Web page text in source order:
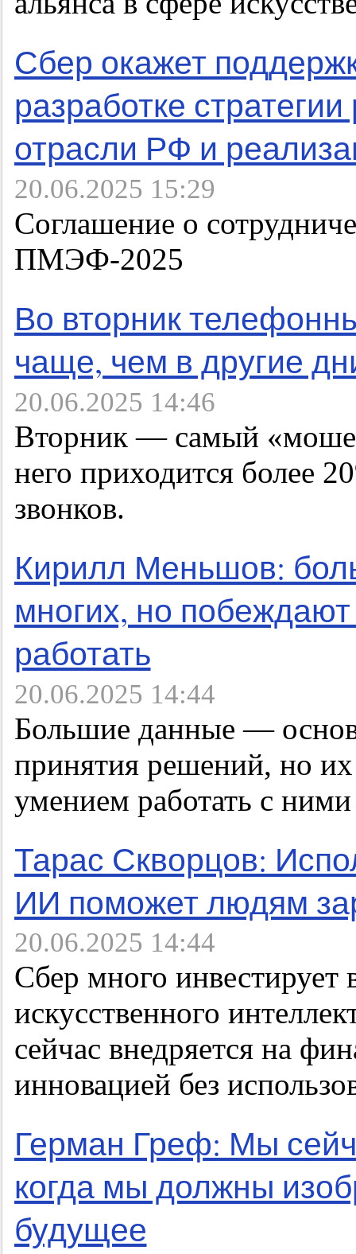
Сбер окажет
разработке
отрасли РФ и
20.06.2025 15:29
Соглашение о
ПМЭФ-2025
Во вторник
чаще, чем в другие
20.06.2025 14:46
Вторник — самый
него приходится более
звонков.
Кирилл Меньшов:
многих, но
работать
20.06.2025 14:44
Большие данные —
принятия решений, но их
умением работать с ними
Тарас Скворцов:
ИИ поможет людям
20.06.2025 14:44
Сбер много инвестирует
искусственного
сейчас внедряется на
инновацией без
Герман Греф: Мы
когда мы должны
будущее